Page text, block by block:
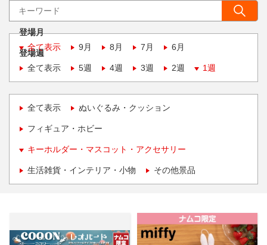
登場月
全て表示
9月 8月 7月 6月
登場週
全て表示
5週 4週 3週 2週 1週
全て表示 ぬいぐるみ・クッション
フィギュア・ホビー
キーホルダー・マスコット・アクセサリー
生活雑貨・インテリア・小物 その他景品